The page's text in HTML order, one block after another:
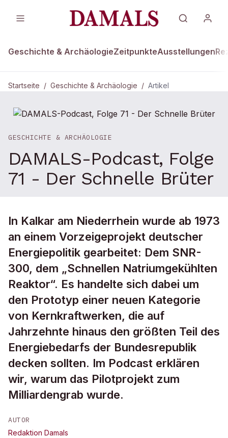
Geschichte & ArchäologieZeitpunkteAusstellungen
Startseite / Geschichte & Archäologie / Artikel
GESCHICHTE & ARCHÄOLOGIE
DAMALS-Podcast, Folge
71 - Der Schnelle Brüter
In Kalkar am Niederrhein wurde ab 1973
an einem Vorzeigeprojekt deutscher
Energiepolitik gearbeitet: Dem SNR-
300, dem „Schnellen Natriumgekühlten
Reaktor“. Es handelte sich dabei um
den Prototyp einer neuen Kategorie
von Kernkraftwerken, die auf
Jahrzehnte hinaus den größten Teil des
Energiebedarfs der Bundesrepublik
decken sollten. Im Podcast erklären
wir, warum das Pilotprojekt zum
Milliardengrab wurde.
AUTOR
Redaktion Damals